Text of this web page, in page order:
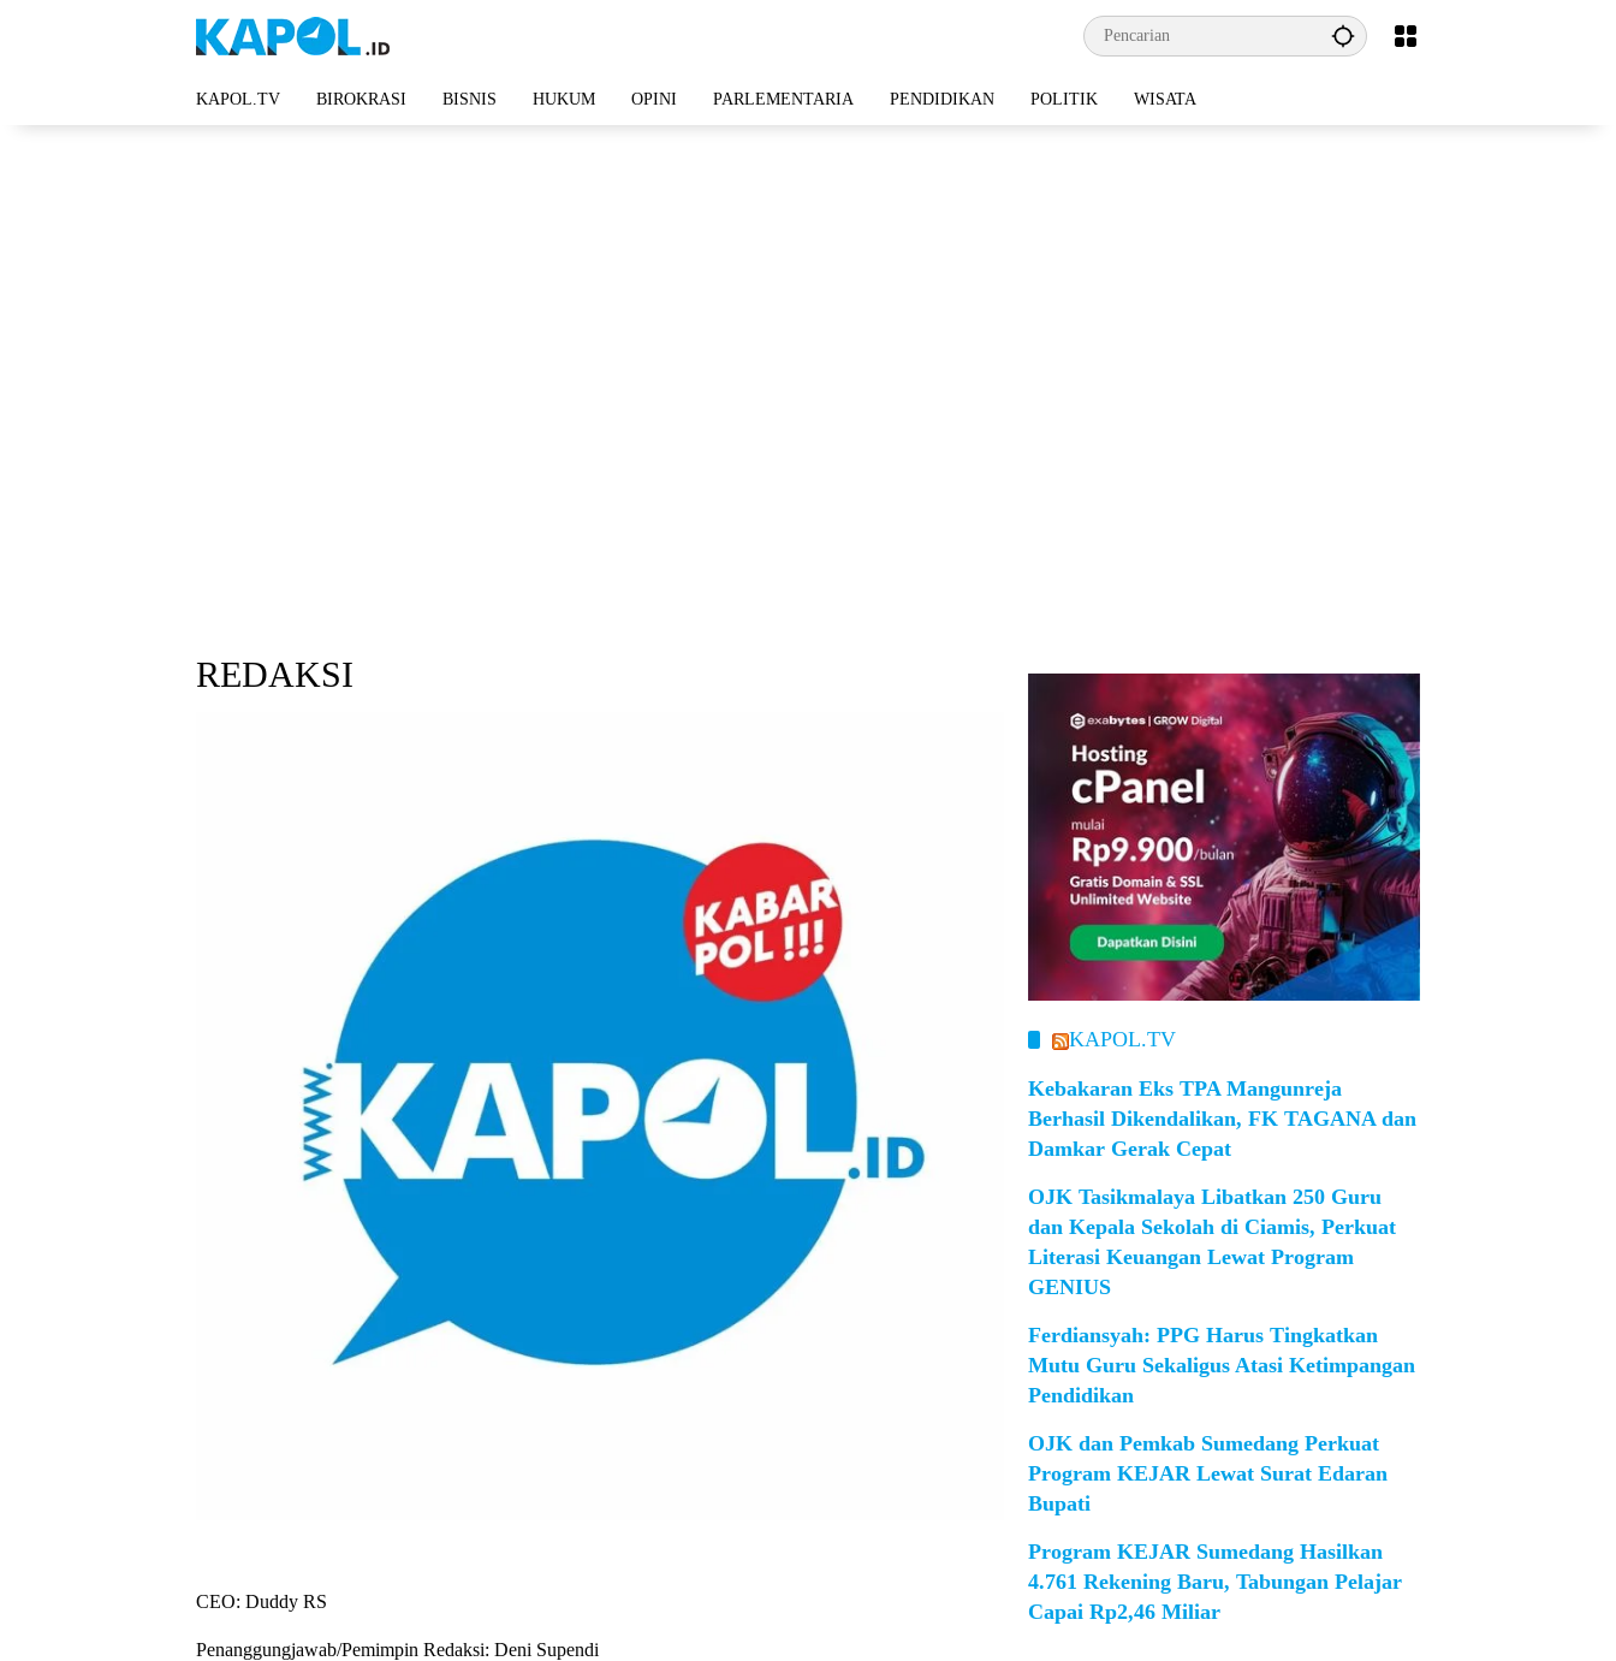
KAPOL.TV BIROKRASI BISNIS HUKUM OPINI PARLEMENTARIA PENDIDIKAN POLITIK WISATA
REDAKSI
CEO: Duddy RS
Penanggungjawab/Pemimpin Redaksi: Deni Supendi
KAPOL.TV
Kebakaran Eks TPA Mangunreja
Berhasil Dikendalikan, FK TAGANA dan
Damkar Gerak Cepat
OJK Tasikmalaya Libatkan 250 Guru
dan Kepala Sekolah di Ciamis, Perkuat
Literasi Keuangan Lewat Program
GENIUS
Ferdiansyah: PPG Harus Tingkatkan
Mutu Guru Sekaligus Atasi Ketimpangan
Pendidikan
OJK dan Pemkab Sumedang Perkuat
Program KEJAR Lewat Surat Edaran
Bupati
Program KEJAR Sumedang Hasilkan
4.761 Rekening Baru, Tabungan Pelajar
Capai Rp2,46 Miliar